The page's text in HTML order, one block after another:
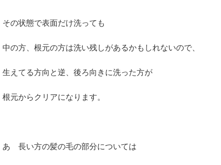
その状態で表面だけ洗っても
中の方、根元の方は洗い残しがあるかもしれないので、
生えてる方向と逆、後ろ向きに洗った方が
根元からクリアになります。
あ 長い方の髪の毛の部分については